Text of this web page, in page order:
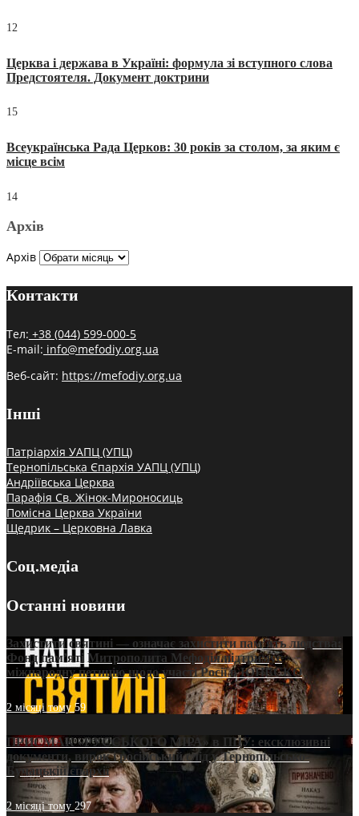
12
Церква і держава в Україні: формула зі вступного слова
Предстоятеля. Документ доктрини
15
Всеукраїнська Рада Церков: 30 років за столом, за яким є
місце всім
14
Архів
Архів
Контакти
Тел: +38 (044) 599-000-5
E-mail: info@mefodiy.org.ua
Веб-сайт: https://mefodiy.org.ua
Інші
Патріархія УАПЦ (УПЦ)
Тернопільська Єпархія УАПЦ (УПЦ)
Андріївська Церква
Парафія Св. Жінок-Мироносиць
Помісна Церква України
Щедрик – Церковна Лавка
Соц.медіа
Останні новини
Захистити святині — означає захистити пам’ять людства:
Фонд пам’яті Митрополита Мефодія підтримує
міжнародну петицію щодо участі Росії в ЮНЕСКО
2 місяці тому59
ПРИСМАК «РУССЬКОГО МІРА» в ПЦУ: ексклюзивні
документи, вирок і російський слід у Тернопільсько-
Бучацькій єпархії
2 місяці тому 297